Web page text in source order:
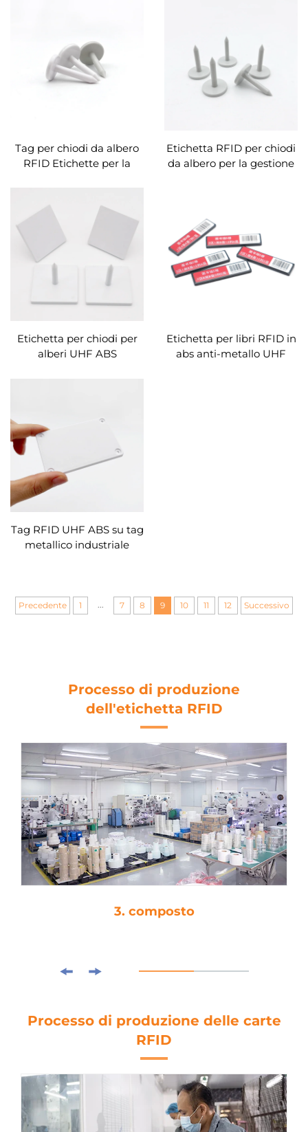
Tag per chiodi da albero
RFID Etichette per la
Etichetta RFID per chiodi
da albero per la gestione
Etichetta per chiodi per
alberi UHF ABS
Etichetta per libri RFID in
abs anti-metallo UHF
Tag RFID UHF ABS su tag
metallico industriale
Precedente 1 7 8 9 10 11 12 Successivo
Processo di produzione
dell'etichetta RFID
3. composto
Processo di produzione delle carte
RFID